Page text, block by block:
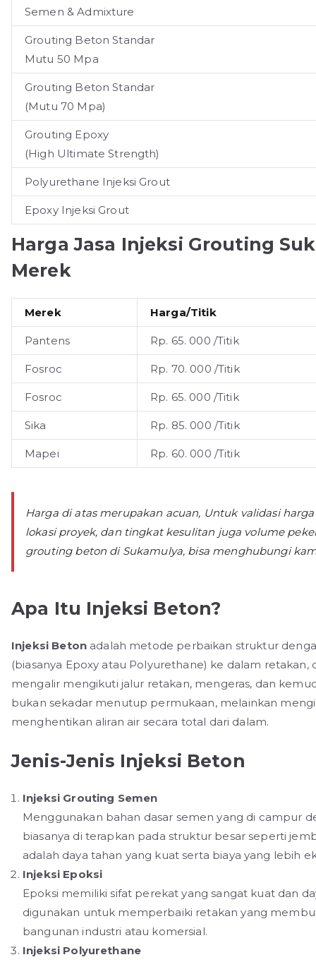
Semen & Admixture
Grouting Beton Standar
Mutu 50 Mpa
Grouting Beton Standar
(Mutu 70 Mpa)
Grouting Epoxy
(High Ultimate Strength)
Polyurethane Injeksi Grout
Epoxy Injeksi Grout
Harga Jasa Injeksi Grouting
Merek
Merek Harga/Titik
Pantens Rp. 65. 000 /Titik
Fosroc Rp. 70. 000 /Titik
Fosroc Rp. 65. 000 /Titik
Sika Rp. 85. 000 /Titik
Mapei Rp. 60. 000 /Titik
Harga di atas merupakan acuan, Untuk validasi
lokasi proyek, dan tingkat kesulitan juga volume
grouting beton di Sukamulya, bisa menghubungi
Apa Itu Injeksi Beton?
Injeksi Betonadalah metode perbaikan struktur
(biasanya Epoxy atau Polyurethane) ke dalam
mengalir mengikuti jalur retakan, mengeras, dan
bukan sekadar menutup permukaan, melainkan
menghentikan aliran air secara total dari dalam.
Jenis-Jenis Injeksi Beton
Injeksi Grouting Semen
Menggunakan bahan dasar semen yang di campur
biasanya di terapkan pada struktur besar seperti
adalah daya tahan yang kuat serta biaya yang lebih
Injeksi Epoksi
Epoksi memiliki sifat perekat yang sangat kuat dan
digunakan untuk memperbaiki retakan yang
bangunan industri atau komersial.
Injeksi Polyurethane